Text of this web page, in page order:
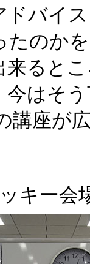
ドバイ
たのか
来ると
今はそ
講座が
キー会